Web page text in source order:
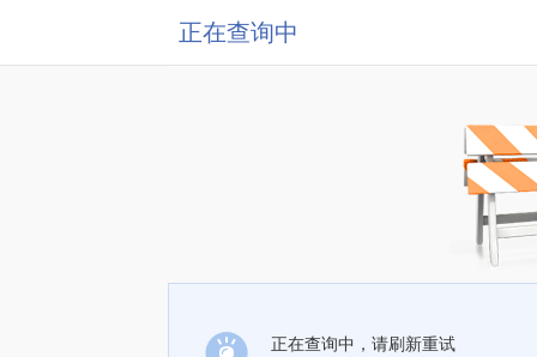
正在查询中
正在查询中，请刷新重试